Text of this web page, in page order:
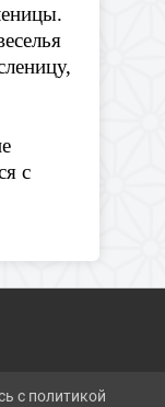
с
с политикой